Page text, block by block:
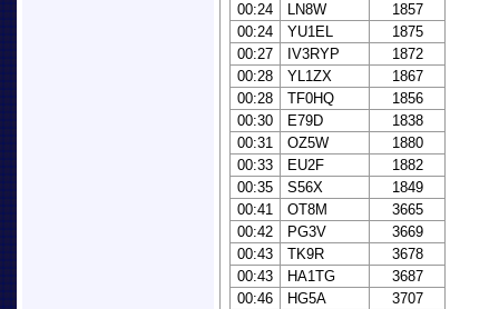
00:24
LN8W
1857
00:24
YU1EL
1875
00:27
IV3RYP
1872
00:28
YL1ZX
1867
00:28
TF0HQ
1856
00:30
E79D
1838
00:31
OZ5W
1880
00:33
EU2F
1882
00:35
S56X
1849
00:41
OT8M
3665
00:42
PG3V
3669
00:43
TK9R
3678
00:43
HA1TG
3687
00:46
HG5A
3707